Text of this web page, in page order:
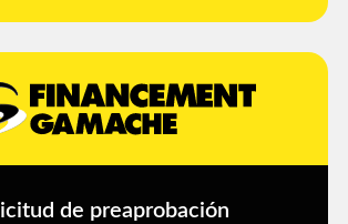
de preaprobación